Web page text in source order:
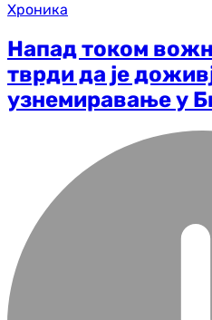
Хроника
Напад током
тврди да је
узнемиравање у